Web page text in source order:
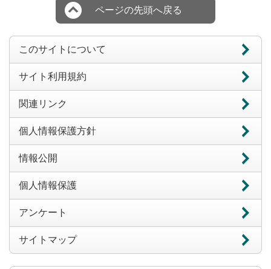
ページの先頭へ戻る
このサイトについて
サイト利用規約
関連リンク
個人情報保護方針
情報公開
個人情報保護
アンケート
サイトマップ